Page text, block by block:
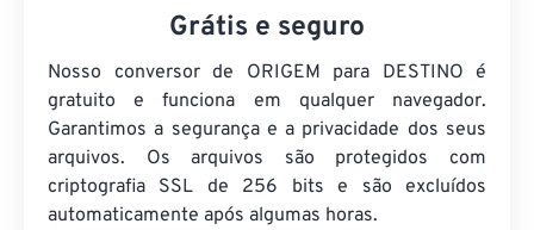
Grátis e seguro
Nosso conversor de ORIGEM para DESTINO é
gratuito e funciona em qualquer navegador.
Garantimos a segurança e a privacidade dos seus
arquivos. Os arquivos são protegidos com
criptografia SSL de 256 bits e são excluídos
automaticamente após algumas horas.